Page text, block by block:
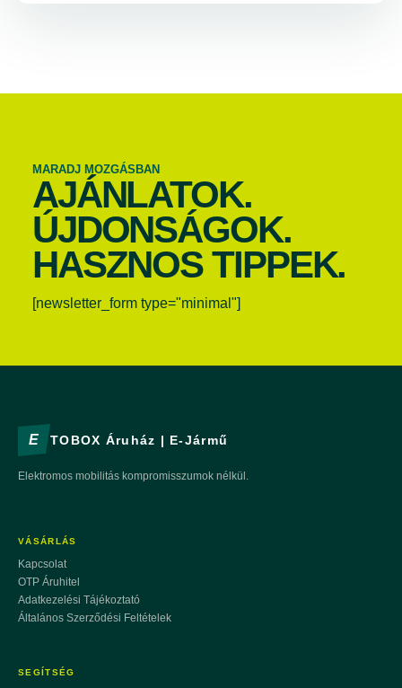
MARADJ MOZGÁSBAN
AJÁNLATOK.
ÚJDONSÁGOK.
HASZNOS TIPPEK.
[newsletter_form type="minimal"]
E TOBOX Áruház | E-Jármű
Elektromos mobilitás kompromisszumok nélkül.
VÁSÁRLÁS
Kapcsolat
OTP Áruhitel
Adatkezelési Tájékoztató
Általános Szerződési Feltételek
SEGÍTSÉG